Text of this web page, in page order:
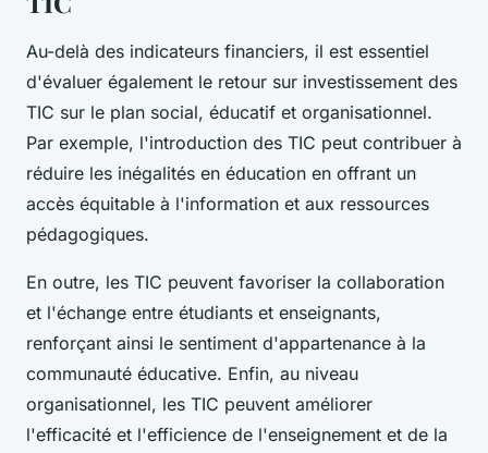
Au-delà des indicateurs financiers, il est essentiel
d'évaluer également le retour sur investissement des
TIC sur le plan social, éducatif et organisationnel.
Par exemple, l'introduction des TIC peut contribuer à
réduire les inégalités en éducation en offrant un
accès équitable à l'information et aux ressources
pédagogiques.
En outre, les TIC peuvent favoriser la collaboration
et l'échange entre étudiants et enseignants,
renforçant ainsi le sentiment d'appartenance à la
communauté éducative. Enfin, au niveau
organisationnel, les TIC peuvent améliorer
l'efficacité et l'efficience de l'enseignement et de la